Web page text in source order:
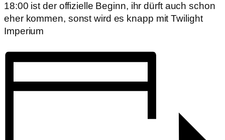
18:00 ist der offizielle Beginn, ihr dürft auch schon
eher kommen, sonst wird es knapp mit Twilight
Imperium